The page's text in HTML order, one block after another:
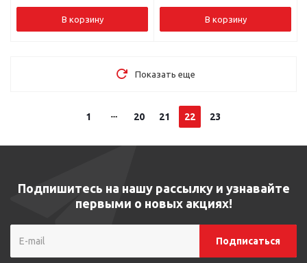
В корзину В корзину
Показать еще
1 20 21 22 23
Подпишитесь на нашу рассылку и узнавайте
первыми о новых акциях!